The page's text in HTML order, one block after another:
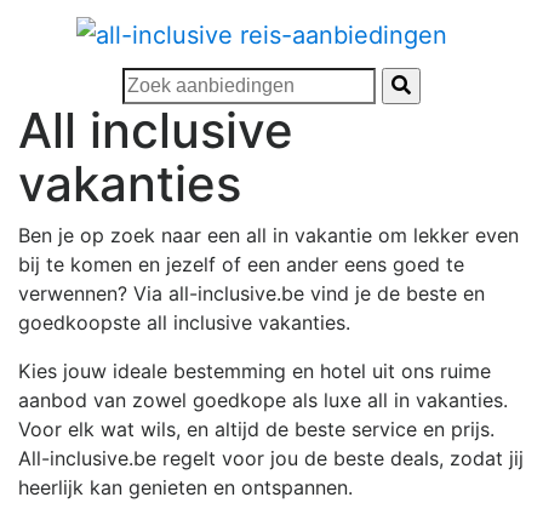
All inclusive
vakanties
Ben je op zoek naar een all in vakantie om lekker even
bij te komen en jezelf of een ander eens goed te
verwennen? Via all-inclusive.be vind je de beste en
goedkoopste all inclusive vakanties.
Kies jouw ideale bestemming en hotel uit ons ruime
aanbod van zowel goedkope als luxe all in vakanties.
Voor elk wat wils, en altijd de beste service en prijs.
All-inclusive.be regelt voor jou de beste deals, zodat jij
heerlijk kan genieten en ontspannen.